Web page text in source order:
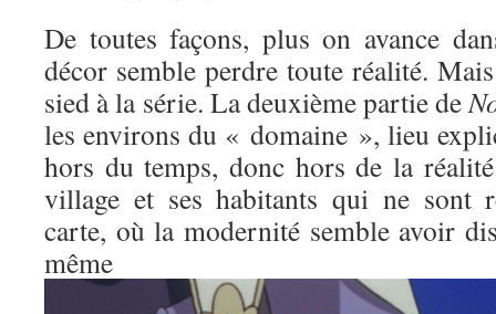
De toutes façons, plus on avance
décor semble perdre toute réalité.
sied à la série. La deuxième partie de
les environs du « domaine », lieu
hors du temps, donc hors de la
village et ses habitants qui ne sont
carte, où la modernité semble avoir
même